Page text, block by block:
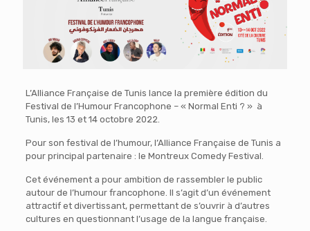
L’Alliance Française de Tunis lance la première édition du
Festival de l’Humour Francophone – « Normal Enti ? » à
Tunis, les 13 et 14 octobre 2022.
Pour son festival de l’humour, l’Alliance Française de Tunis a
pour principal partenaire : le Montreux Comedy Festival.
Cet événement a pour ambition de rassembler le public
autour de l’humour francophone. Il s’agit d’un événement
attractif et divertissant, permettant de s’ouvrir à d’autres
cultures en questionnant l’usage de la langue française.